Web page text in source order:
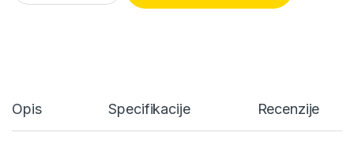
Opis Specifikacije Recenzije